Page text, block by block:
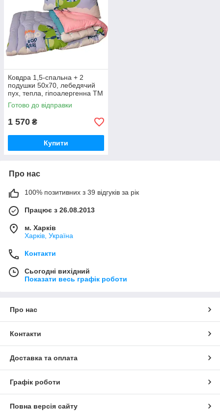
Ковдра 1,5-спальна + 2
подушки 50х70, лебедячий
пух, тепла, гіпоалергенна ТМ
TAG "Крокодильчик"
Готово до відправки
1 570 ₴
Купити
Про нас
100% позитивних з 39 відгуків за рік
Працює з 26.08.2013
м. Харків
Харків, Україна
Контакти
Сьогодні вихідний
Показати весь графік роботи
Про нас
Контакти
Доставка та оплата
Графік роботи
Повна версія сайту